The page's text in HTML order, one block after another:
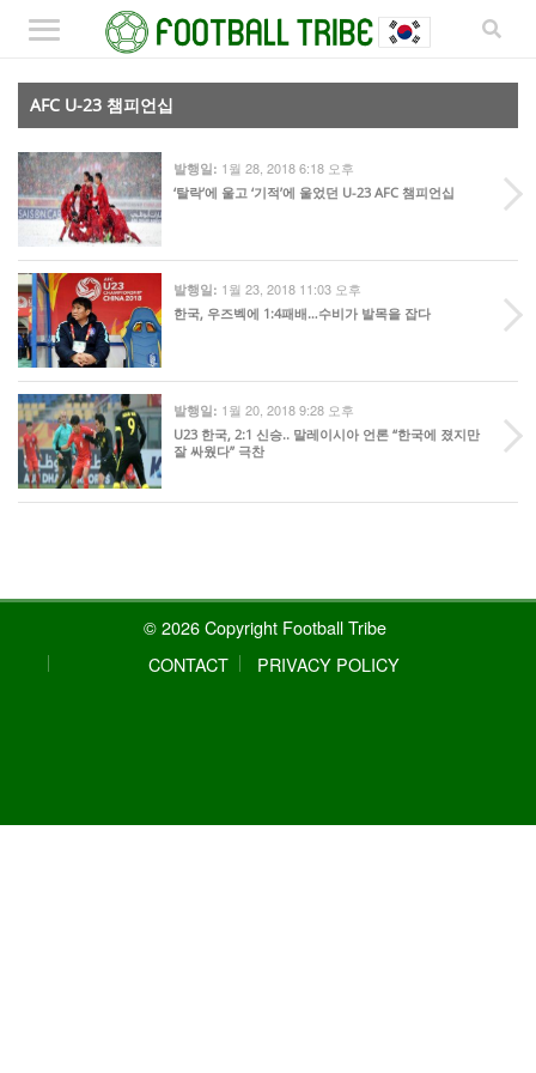
AFC U-23 챔피언십
발행일: 1월 28, 2018 6:18 오후
‘탈락’에 울고 ‘기적’에 울었던 U-23 AFC 챔피언십
발행일: 1월 23, 2018 11:03 오후
한국, 우즈벡에 1:4패배…수비가 발목을 잡다
발행일: 1월 20, 2018 9:28 오후
U23 한국, 2:1 신승.. 말레이시아 언론 “한국에 졌지만
잘 싸웠다” 극찬
© 2026 Copyright Football Tribe
CONTACT
PRIVACY POLICY